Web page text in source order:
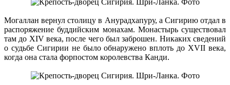
Могаллан вернул столицу в Анурадхапуру, а Сигирию отдал в
распоряжение буддийским монахам. Монастырь существовал
там до XIV века, после чего был заброшен. Никаких сведений
о судьбе Сигирии не было обнаружено вплоть до XVII века,
когда она стала форпостом королевства Канди.